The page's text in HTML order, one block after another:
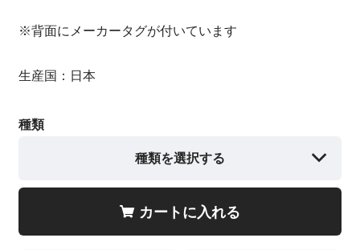
※背面にメーカータグが付いています
生産国：日本
種類
種類を選択する
カートに入れる